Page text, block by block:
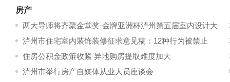
房产
两大导师将齐聚金堂奖·金牌亚洲杯泸州第五届室内设计大
赛
泸州市住宅室内装饰装修征求意见稿：12种行为被禁止
住房公积金政策收紧 异地购房提取难度加大
泸州市举行房产自媒体从业人员座谈会